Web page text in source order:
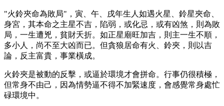
"火鈴夾命為敗局"，寅、午、戌年生人如遇火星、鈴星夾命、
身宮，其本命之主星不吉，陷弱，或化忌，或有凶煞，則為敗
局，一生遭兇，貧財夭折。如正星廟旺加吉，則主一生不順，
多小人，尚不至大凶而已。但貪狼居命有火、鈴夾，則以吉
論，反主富貴，事業橫成。
火鈴夾是被動的反擊，或逼於環境才會拼命。行事仍很積極，
但常身不由己，因為情勢逼不得不加緊速度，會感覺常身處忙
碌環境中。